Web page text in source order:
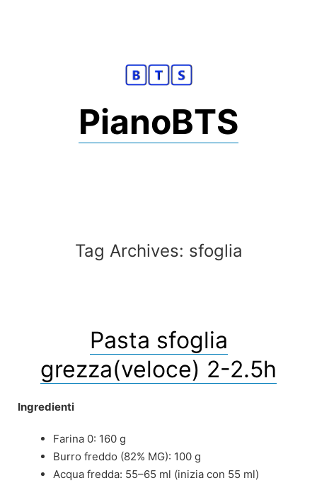
PianoBTS
Tag Archives: sfoglia
Pasta sfoglia
grezza(veloce) 2-2.5h
Ingredienti
Farina 0: 160 g
Burro freddo (82% MG): 100 g
Acqua fredda: 55–65 ml (inizia con 55 ml)